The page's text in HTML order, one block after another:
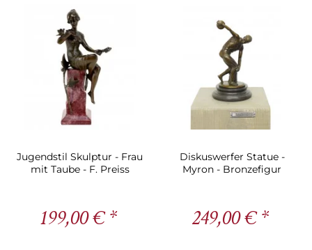
Jugendstil Skulptur - Frau
mit Taube - F. Preiss
199,00 € *
Diskuswerfer Statue -
Myron - Bronzefigur
249,00 € *